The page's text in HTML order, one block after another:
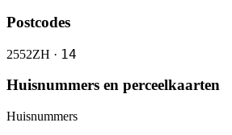
Postcodes
2552ZH · 14
Huisnummers en perceelkaarten
Huisnummers